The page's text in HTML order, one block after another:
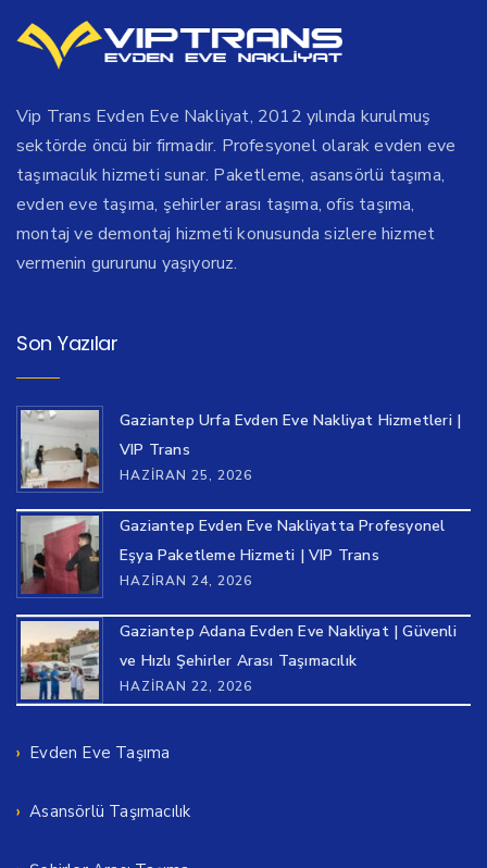
Vip Trans Evden Eve Nakliyat, 2012 yılında kurulmuş
sektörde öncü bir firmadır. Profesyonel olarak evden eve
taşımacılık hizmeti sunar. Paketleme, asansörlü taşıma,
evden eve taşıma, şehirler arası taşıma, ofis taşıma,
montaj ve demontaj hizmeti konusunda sizlere hizmet
vermenin gururunu yaşıyoruz.
Son Yazılar
Gaziantep Urfa Evden Eve Nakliyat Hizmetleri |
VIP Trans
HAZIRAN 25, 2026
Gaziantep Evden Eve Nakliyatta Profesyonel
Eşya Paketleme Hizmeti | VIP Trans
HAZIRAN 24, 2026
Gaziantep Adana Evden Eve Nakliyat | Güvenli
ve Hızlı Şehirler Arası Taşımacılık
HAZIRAN 22, 2026
Evden Eve Taşıma
Asansörlü Taşımacılık